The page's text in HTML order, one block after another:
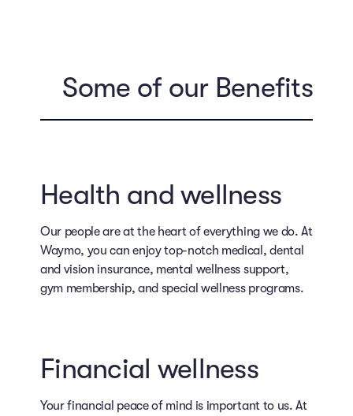
Some of our Benefits
Health and wellness
Our people are at the heart of everything we do. At
Waymo, you can enjoy top-notch medical, dental
and vision insurance, mental wellness support,
gym membership, and special wellness programs.
Financial wellness
Your financial peace of mind is important to us. At